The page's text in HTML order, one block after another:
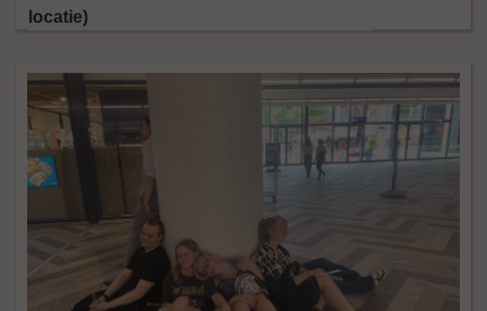
locatie)